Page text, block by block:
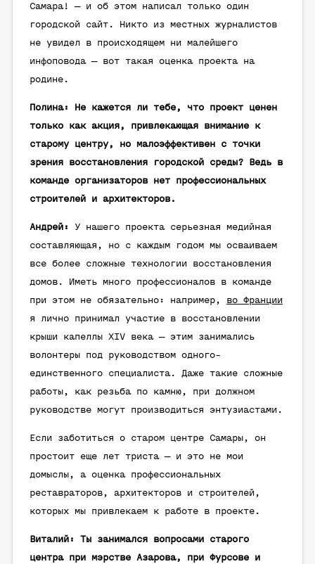
Самара! — и об этом написал только один
городской сайт. Никто из местных журналистов
не увидел в происходящем ни малейшего
инфоповода — вот такая оценка проекта на
родине.
Полина: Не кажется ли тебе, что проект ценен
только как акция, привлекающая внимание к
старому центру, но малоэффективен с точки
зрения восстановления городской среды? Ведь в
команде организаторов нет профессиональных
строителей и архитекторов.
Андрей:
У нашего проекта серьезная медийная
составляющая, но с каждым годом мы осваиваем
все более сложные технологии восстановления
домов. Иметь много профессионалов в команде
при этом не обязательно: например, во Франции
я лично принимал участие в восстановлении
крыши капеллы XIV века — этим занимались
волонтеры под руководством одного-
единственного специалиста. Даже такие сложные
работы, как резьба по камню, при должном
руководстве могут производиться энтузиастами.
Если заботиться о старом центре Самары, он
простоит еще лет триста — и это не мои
домыслы, а оценка профессиональных
реставраторов, архитекторов и строителей,
которых мы привлекаем к работе в проекте.
Виталий: Ты занимался вопросами старого
центра при мэрстве Азарова, при Фурсове и